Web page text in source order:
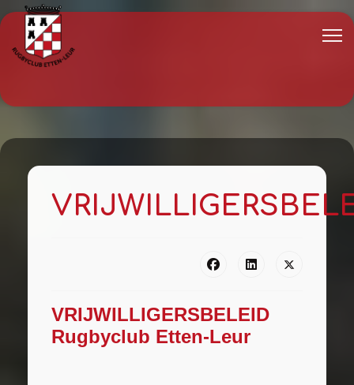
VRIJWILLIGERSBELEID
Rugbyclub Etten-Leur